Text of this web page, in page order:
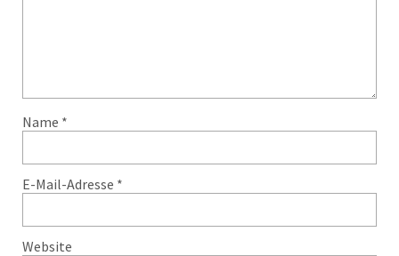
Name *
E-Mail-Adresse *
Website